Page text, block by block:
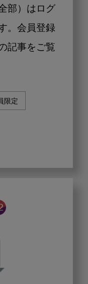
部）はログ
。会員登録
記事をご覧
限定